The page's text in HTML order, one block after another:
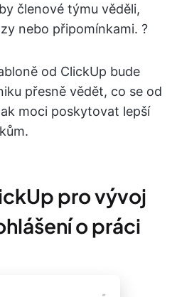
členové týmu věděli,
nebo připomínkami. ?
od ClickUp bude
přesně vědět, co se od
moci poskytovat lepší
pro vývoj
o práci